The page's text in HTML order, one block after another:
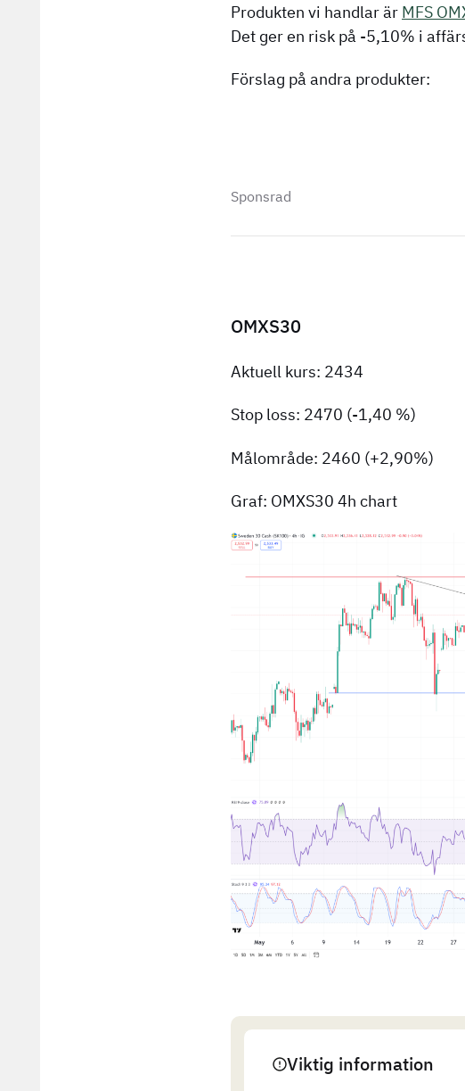
Produkten vi handlar är MFS
Det ger en risk på -5,10% i
Förslag på andra produkter:
Sponsrad
OMXS30
Aktuell kurs: 2434
Stop loss: 2470 (-1,40 %)
Målområde: 2460 (+2,90%)
Graf: OMXS30 4h chart
Viktig information